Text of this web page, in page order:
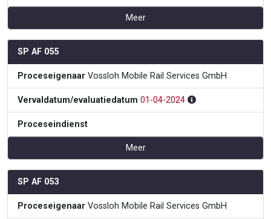
Meer
SP AF 055
Proceseigenaar Vossloh Mobile Rail Services GmbH
Vervaldatum/evaluatiedatum 01-04-2024
Proceseindienst
Meer
SP AF 053
Proceseigenaar Vossloh Mobile Rail Services GmbH